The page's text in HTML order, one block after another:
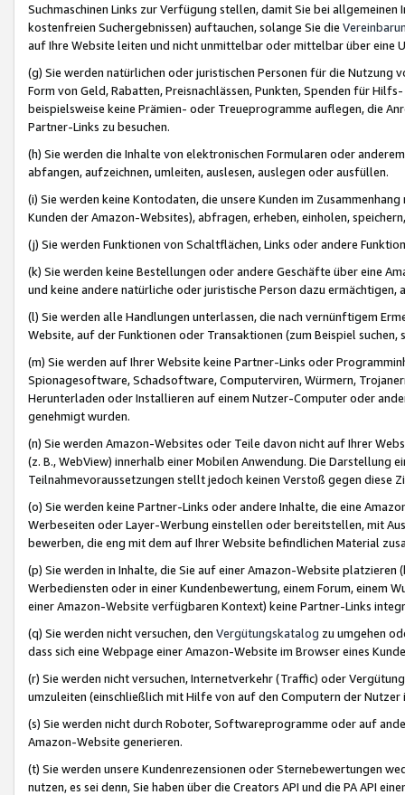
Suchmaschinen Links zur Verfügung stellen, damit Sie bei
kostenfreien Suchergebnissen) auftauchen, solange Sie die
auf Ihre Website leiten und nicht unmittelbar oder mittelbar über eine
(g) Sie werden natürlichen oder juristischen Personen für die Nutzung
Form von Geld, Rabatten, Preisnachlässen, Punkten, Spenden für
beispielsweise keine Prämien- oder Treueprogramme auflegen, die
Partner-Links zu besuchen.
(h) Sie werden die Inhalte von elektronischen Formularen oder
abfangen, aufzeichnen, umleiten, auslesen, auslegen oder ausfüllen.
(i) Sie werden keine Kontodaten, die unsere Kunden im
Kunden der Amazon-Websites), abfragen, erheben, einholen,
(j) Sie werden Funktionen von Schaltflächen, Links oder andere
(k) Sie werden keine Bestellungen oder andere Geschäfte über eine
und keine andere natürliche oder juristische Person dazu
(l) Sie werden alle Handlungen unterlassen, die nach vernünftigem
Website, auf der Funktionen oder Transaktionen (zum Beispiel
(m) Sie werden auf Ihrer Website keine Partner-Links oder
Spionagesoftware, Schadsoftware, Computerviren, Würmern,
Herunterladen oder Installieren auf einem Nutzer-Computer oder
genehmigt wurden.
(n) Sie werden Amazon-Websites oder Teile davon nicht auf Ihrer
(z. B., WebView) innerhalb einer Mobilen Anwendung. Die Darstellung
Teilnahmevoraussetzungen stellt jedoch keinen Verstoß gegen diese
(o) Sie werden keine Partner-Links oder andere Inhalte, die eine
Werbeseiten oder Layer-Werbung einstellen oder bereitstellen, mit
bewerben, die eng mit dem auf Ihrer Website befindlichen Material
(p) Sie werden in Inhalte, die Sie auf einer Amazon-Website
Werbediensten oder in einer Kundenbewertung, einem Forum, einem
einer Amazon-Website verfügbaren Kontext) keine Partner-Links
(q) Sie werden nicht versuchen, den Vergütungskatalog zu umgehen
dass sich eine Webpage einer Amazon-Website im Browser eines
(r) Sie werden nicht versuchen, Internetverkehr (Traffic) oder
umzuleiten (einschließlich mit Hilfe von auf den Computern der
(s) Sie werden nicht durch Roboter, Softwareprogramme oder auf
Amazon-Website generieren.
(t) Sie werden unsere Kundenrezensionen oder Sternebewertungen
nutzen, es sei denn, Sie haben über die Creators API und die PA API